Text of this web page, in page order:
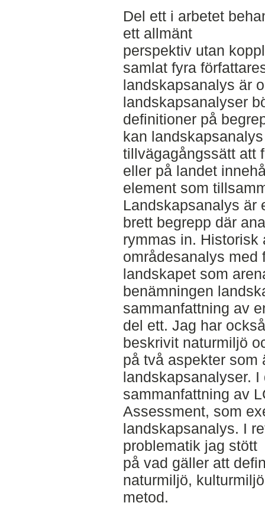
Del ett i arbetet
ett allmänt
perspektiv utan
samlat fyra
landskapsanalys är
landskapsanalyser
definitioner på
kan
tillvägagångssätt att
eller på landet
element som
Landskapsanalys är
brett begrepp där
rymmas in.
områdesanalys med
landskapet som
benämningen
sammanfattning av
del ett. Jag har också
beskrivit naturmiljö
på två aspekter som
landskapsanalyser.
sammanfattning av
Assessment, som
landskapsanalys. I
problematik jag stött
på vad gäller att
naturmiljö,
metod.